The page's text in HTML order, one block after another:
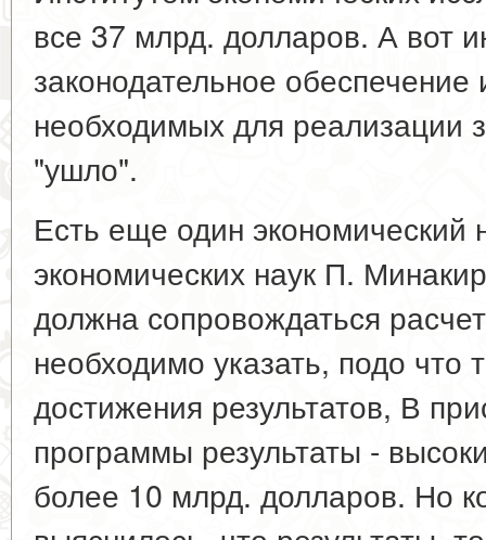
все 37 млрд. долларов. А вот
законодательное
необходимых для реализации
"ушло".
Есть еще один экономический
экономических наук П.
должна сопровождаться
необходимо указать, подо что
достижения результатов, В
программы результаты -
более 10 млрд. долларов. Но